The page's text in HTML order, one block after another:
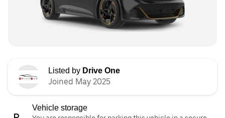
Listed by Drive One
Joined May 2025
Vehicle storage